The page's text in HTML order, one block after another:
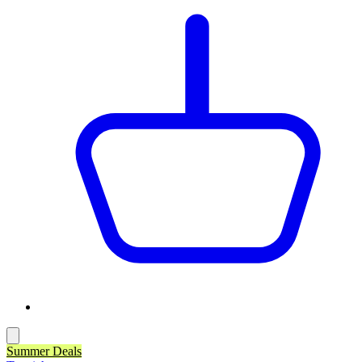
Summer Deals